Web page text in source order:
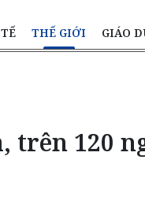
THẾ GIỚI GIÁO
trên 120